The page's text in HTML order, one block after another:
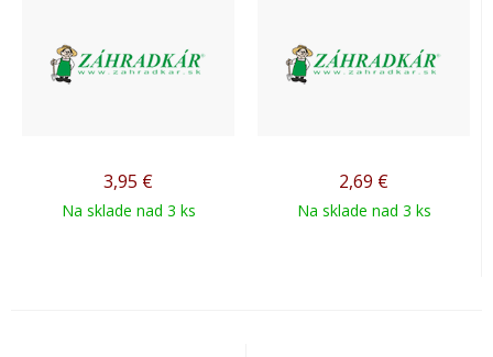
3,95 €
Na sklade nad 3 ks
2,69 €
Na sklade nad 3 ks